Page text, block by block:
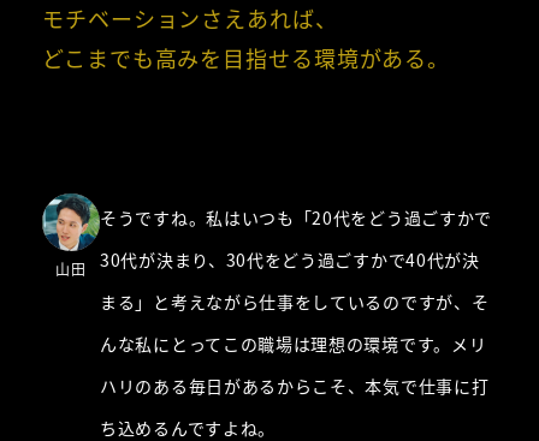
モチベーションさえあれば、
どこまでも高みを目指せる環境がある。
山田
そうですね。私はいつも「20代をどう過ごすかで
30代が決まり、30代をどう過ごすかで40代が決
まる」と考えながら仕事をしているのですが、そ
んな私にとってこの職場は理想の環境です。メリ
ハリのある毎日があるからこそ、本気で仕事に打
ち込めるんですよね。